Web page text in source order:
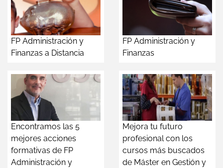
FP Administración y
Finanzas a Distancia
FP Administración y
Finanzas
Encontramos las 5
mejores acciones
formativas de FP
Administración y
Mejora tu futuro
profesional con los
cursos más buscados
de Máster en Gestión y